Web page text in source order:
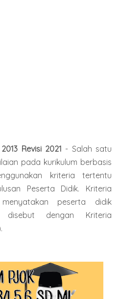
Revisi 2021 - Salah satu
pada kurikulum berbasis
kriteria tertentu
Peserta Didik. Kriteria
peserta didik
disebut dengan Kriteria